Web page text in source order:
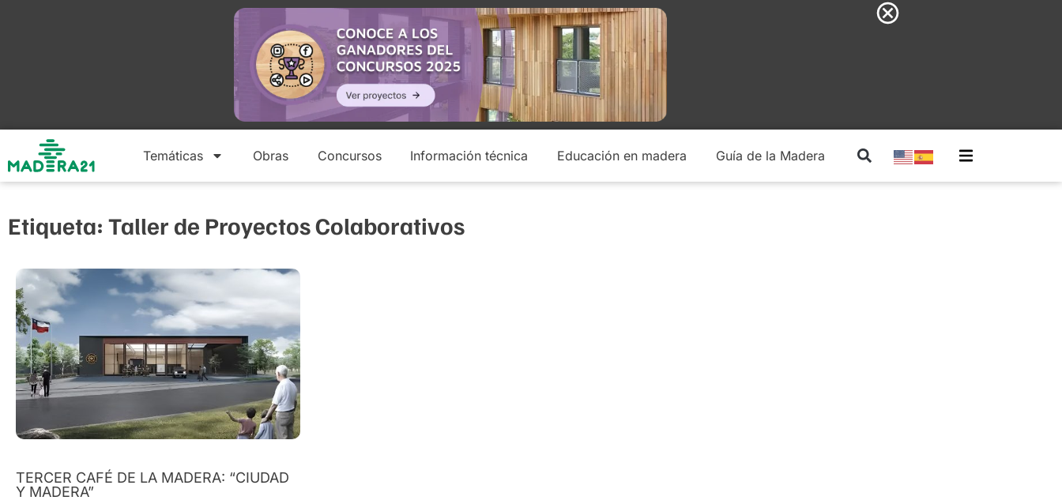
Temáticas Obras Concursos Información técnica Educación en madera Guía de la Madera
Etiqueta: Taller de Proyectos Colaborativos
TERCER CAFÉ DE LA MADERA: “CIUDAD
Y MADERA”